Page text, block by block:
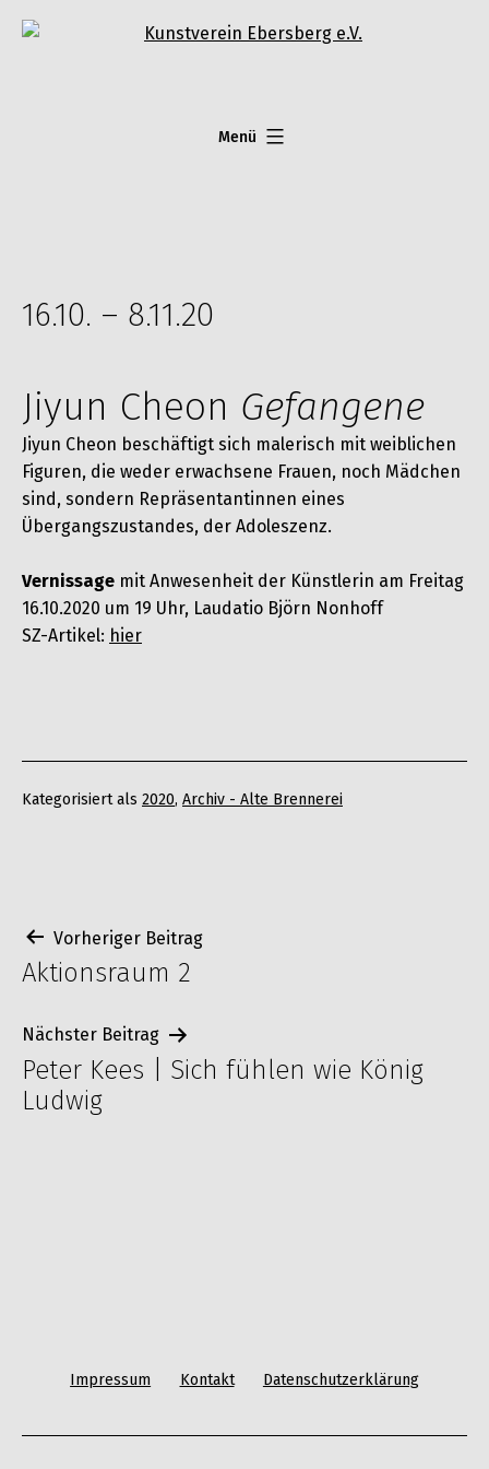
Inhalt
Menü
16.10. – 8.11.20
Jiyun Cheon Gefangene
Jiyun Cheon beschäftigt sich malerisch mit weiblichen
Figuren, die weder erwachsene Frauen, noch Mädchen
sind, sondern Repräsentantinnen eines
Übergangszustandes, der Adoleszenz.
Vernissage mit Anwesenheit der Künstlerin am Freitag
16.10.2020 um 19 Uhr, Laudatio Björn Nonhoff
SZ-Artikel: hier
Kategorisiert als 2020, Archiv - Alte Brennerei
Beitragsnavigation
Vorheriger Beitrag
Aktionsraum 2
Nächster Beitrag
Peter Kees | Sich fühlen wie König
Ludwig
Impressum Kontakt Datenschutzerklärung